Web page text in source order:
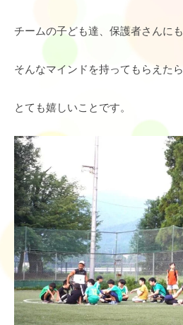
チームの子ども達、保護者さんにも
そんなマインドを持ってもらえたら
とても嬉しいことです。